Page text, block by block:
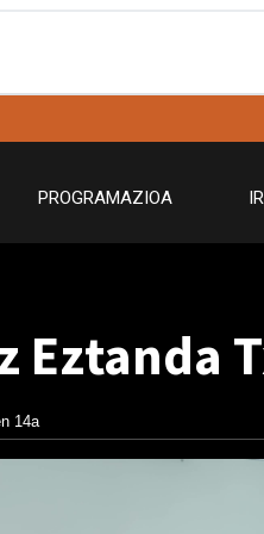
PROGRAMAZIOA
Eztanda
14a